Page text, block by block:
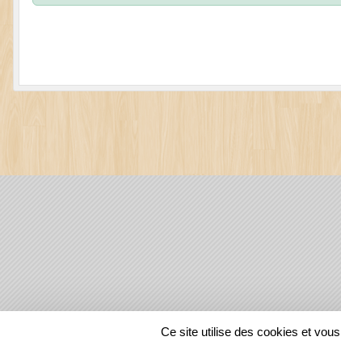
REGIONS
Ce site utilise des cookies et